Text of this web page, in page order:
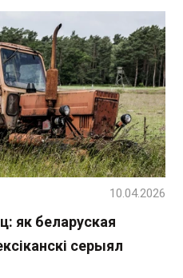
як беларуская
серыял
10.04.2026